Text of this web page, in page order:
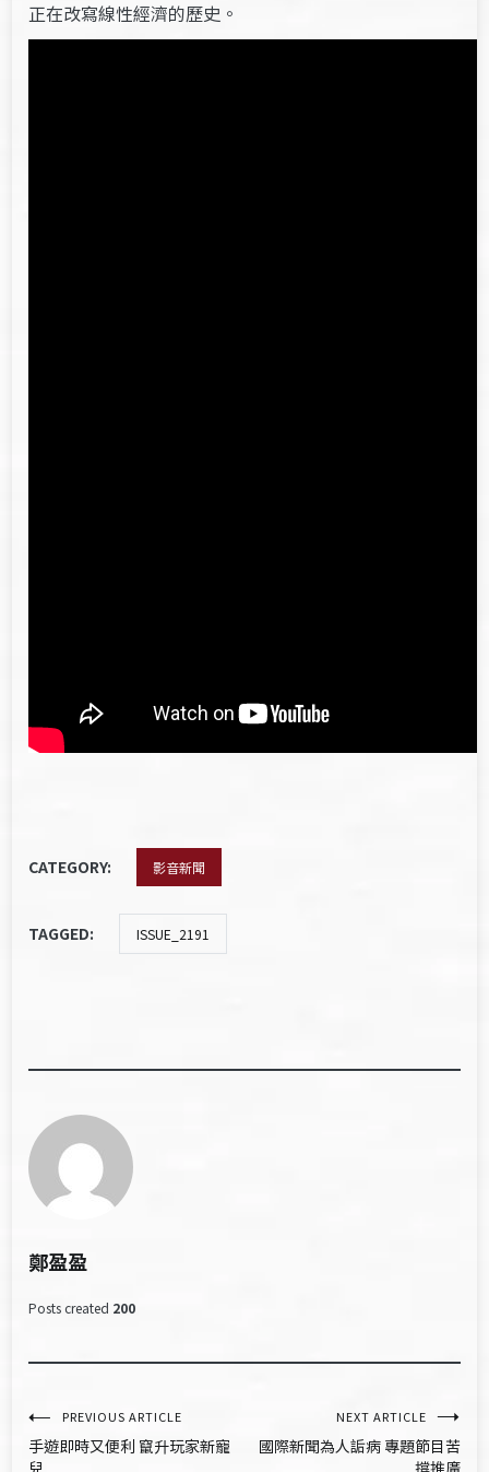
正在改寫線性經濟的歷史。
CATEGORY: 影音新聞
TAGGED: ISSUE_2191
鄭盈盈
Posts created 200
文
PREVIOUS ARTICLE
手遊即時又便利 竄升玩家新寵
兒
NEXT ARTICLE
國際新聞為人詬病 專題節目苦
撐推廣